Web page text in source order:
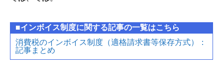
■インボイス制度に関する記事の一覧はこちら
消費税のインボイス制度（適格請求書等保存方式）：
記事まとめ